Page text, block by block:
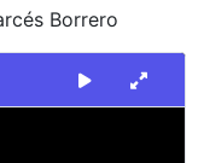
Borrero